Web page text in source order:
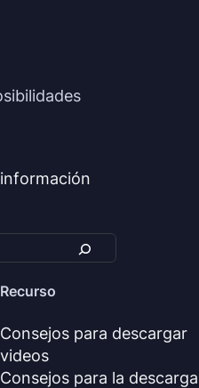
Recurso
Consejos para descargar
videos
Consejos para la descarga